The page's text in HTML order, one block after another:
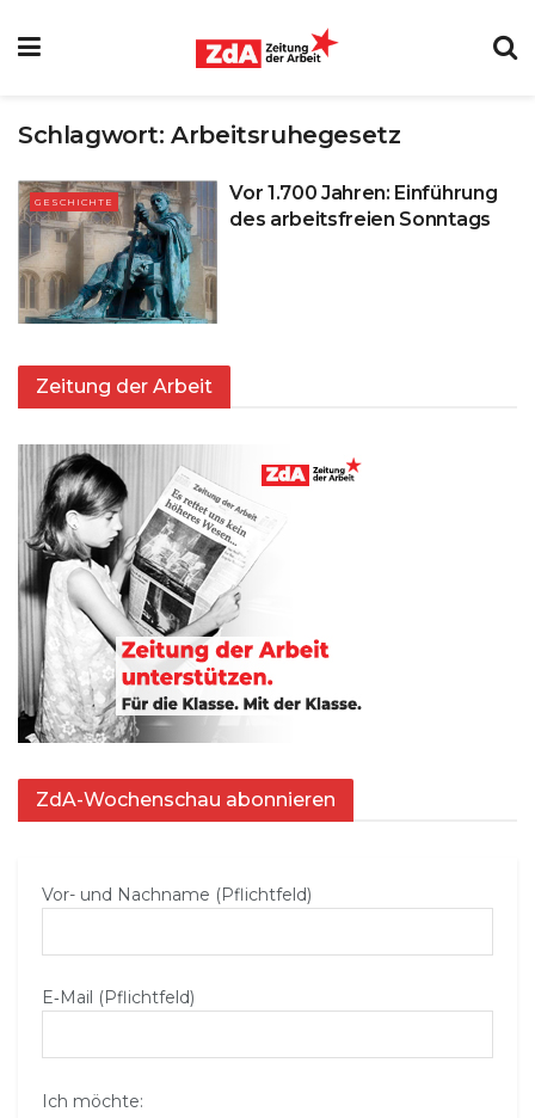
Schlagwort:Arbeitsruhegesetz
GESCHICHTE
Vor 1.700 Jahren: Einführung
des arbeitsfreien Sonntags
Zeitung der Arbeit
ZdA-Wochenschau abonnieren
Vor- und Nachname (Pflichtfeld)
E‑Mail (Pflichtfeld)
Ich möchte: